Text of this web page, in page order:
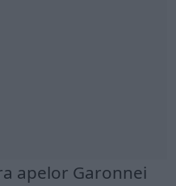
apelor Garonnei